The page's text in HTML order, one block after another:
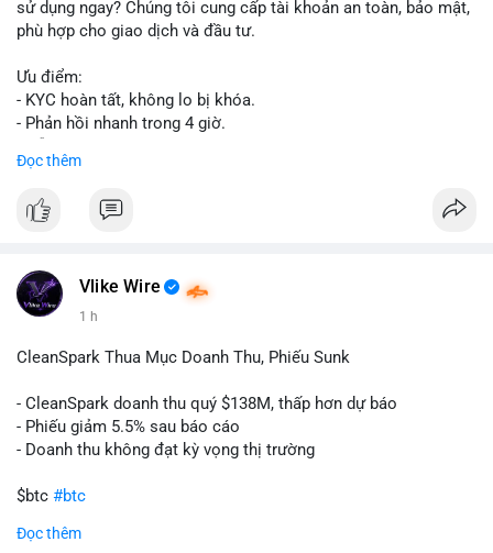
sử dụng ngay? Chúng tôi cung cấp tài khoản an toàn, bảo mật,
phù hợp cho giao dịch và đầu tư.
Ưu điểm:
- KYC hoàn tất, không lo bị khóa.
- Phản hồi nhanh trong 4 giờ.
📞 WhatsApp: +1 660 215-8938
Đọc thêm
Vlike Wire
1 h
CleanSpark Thua Mục Doanh Thu, Phiếu Sunk
- CleanSpark doanh thu quý $138M, thấp hơn dự báo
- Phiếu giảm 5.5% sau báo cáo
- Doanh thu không đạt kỳ vọng thị trường
$btc #btc
#vlikevn
Đọc thêm